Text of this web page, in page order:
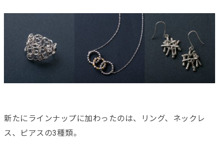
新たにラインナップに加わったのは、リング、ネックレ
ス、ピアスの3種類。